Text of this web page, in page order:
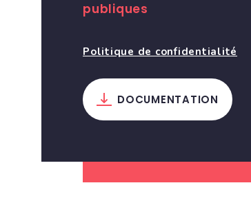
publiques
Politique de confidentialité
DOCUMENTATION